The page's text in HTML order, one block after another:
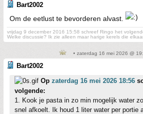
Bart2002
Om de eetlust te bevorderen alvast.
vrijdag 9 december 2016 15:58 schreef Ringo het
Welke discussie? Ik zie alleen maar harige kerels die
• zaterdag 16 mei 2026 @
Bart2002
Op zaterdag 16 mei 2026 18:56
volgende:
1. Kook je pasta in zo min mogelijk water
snel afkoelt. Ik houd 1 liter water per portie